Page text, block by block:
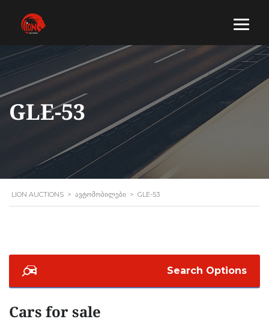
GLE-53
LION AUCTIONS > ᲐᲕᲢᲝᲛᲝᲑᲘᲚᲔᲑᲘ > GLE-53
Search Options
Cars for sale